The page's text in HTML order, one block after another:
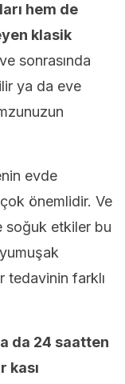
hem de
klasik
sonrasında
ya da eve
evde
önemlidir. Ve
soğuk etkiler bu
tedavinin farklı
da 24 saatten
kası